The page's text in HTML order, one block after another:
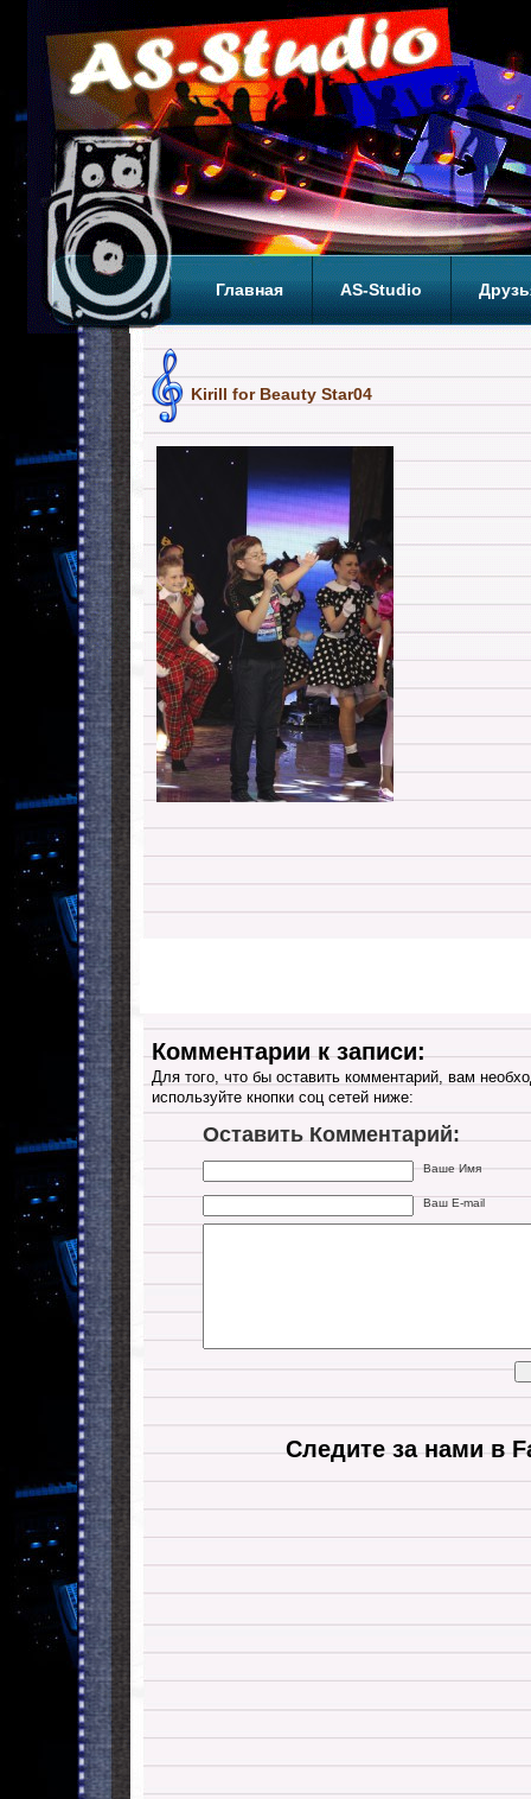
Главная AS-Studio
Kirill for Beauty Star04
Комментарии к записи:
Для того, что бы оставить комментарий, вам
используйте кнопки соц сетей ниже:
Оставить Комментарий:
Ваше Имя
Ваш E-mail
Следите за нами в